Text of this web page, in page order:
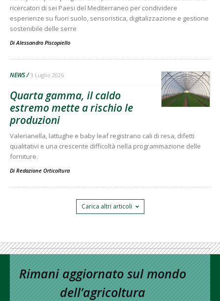
ricercatori di sei Paesi del Mediterraneo per condividere
esperienze su fuori suolo, sensoristica, digitalizzazione e gestione
sostenibile delle serre
Di Alessandro Piscopiello
NEWS 3 Luglio 2026
Quarta gamma, il caldo
estremo mette a rischio le
produzioni
Valerianella, lattughe e baby leaf registrano cali di resa, difetti
qualitativi e una crescente difficoltà nella programmazione delle
forniture.
Di Redazione Orticoltura
Carica altri articoli
Rimani aggiornato sul mondo
dell’agricoltura